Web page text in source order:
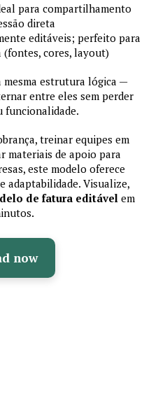
para compartilhamento
direta
editáveis; perfeito para
(fontes, cores, layout)
mesma estrutura lógica —
entre eles sem perder
funcionalidade.
treinar equipes em
materiais de apoio para
este modelo oferece
adaptabilidade. Visualize,
de fatura editável em
now